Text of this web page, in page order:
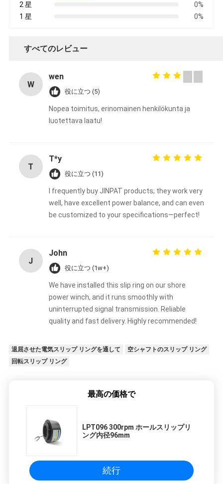
2 星
0%
1 星
0%
すべてのレビュー
W
wen
役に立つ (5)
Nopea toimitus, erinomainen henkilökunta ja
luotettava laatu!
T
T*y
役に立つ (11)
I frequently buy JINPAT products; they work very
well, have excellent power balance, and can even
be customized to your specifications—perfect!
J
John
役に立つ (1w+)
We have installed this slip ring on our shore
power winch, and it runs smoothly with
uninterrupted signal transmission. Reliable
quality and fast delivery. Highly recommended!
退屈させた電気スリップ リングを通して
空シャフトのスリップ リング
回転スリップ リング
最高の価格で
LPT096 300rpm ホールスリップリ
ング内径96mm
続行